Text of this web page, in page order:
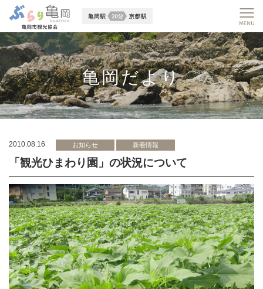
亀岡だより
2010.08.16 お知らせ 新着情報
「観光ひまわり園」の状況について